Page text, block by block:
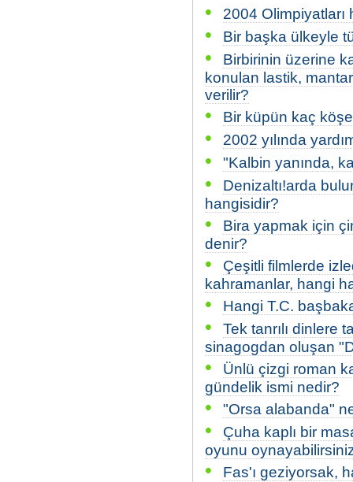
• 2004 Olimpiyatları
• Bir başka ülkeyle
•
Birbirinin üzerine
konulan lastik,
verilir?
• Bir küpün kaç
• 2002 yılında
• "Kalbin yanında,
•
Denizaltı!arda
hangisidir?
•
Bira yapmak için
denir?
•
Çeşitli filmlerde
kahramanlar, hangi
• Hangi T.C.
•
Tek tanrılı dinlere
sinagogdan oluşan
•
Ünlü çizgi roman
gündelik ismi nedir?
• "Orsa alabanda"
•
Çuha kaplı bir
oyunu
• Fas'ı geziyorsak,